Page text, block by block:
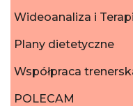
Wideoanaliza i
Plany dietetyczne
Współpraca
POLECAM